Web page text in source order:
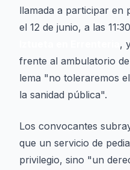
llamada a participar en
el 12 de junio, a las
,
frente al ambulatorio de
lema "no toleraremos
la sanidad pública".
Los convocantes
que un servicio de
privilegio, sino "un